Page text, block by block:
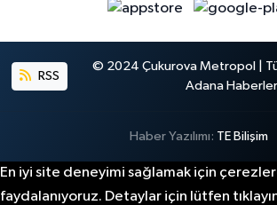
RSS
© 2024 Çukurova Metropol |
Adana
Haber Yazılımı: TE Bilişim
En iyi site deneyimi sağlamak için
faydalanıyoruz. Detaylar için lütfen